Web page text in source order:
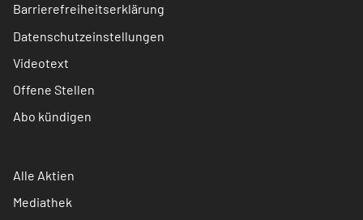
Barrierefreiheitserklärung
Datenschutzeinstellungen
Videotext
Offene Stellen
Abo kündigen
Alle Aktien
Mediathek